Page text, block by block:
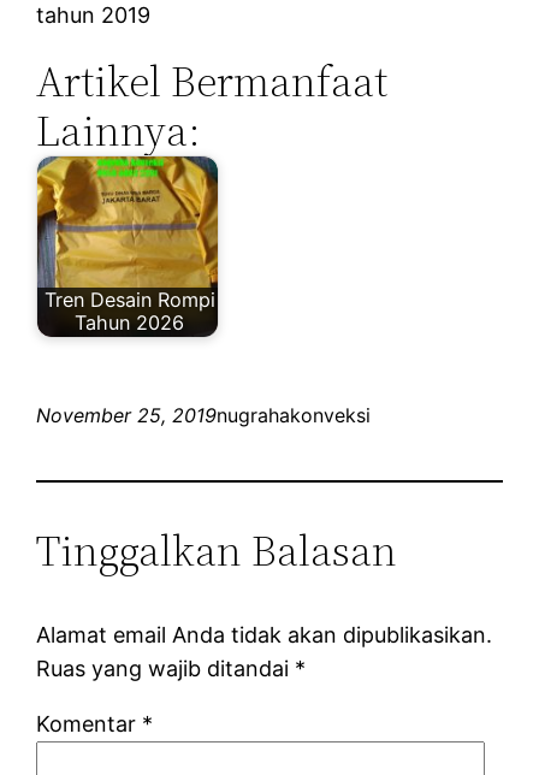
tahun 2019
Artikel Bermanfaat
Lainnya:
Tren Desain Rompi
Tahun 2026
November 25, 2019nugrahakonveksi
Tinggalkan Balasan
Alamat email Anda tidak akan dipublikasikan.
Ruas yang wajib ditandai *
Komentar *